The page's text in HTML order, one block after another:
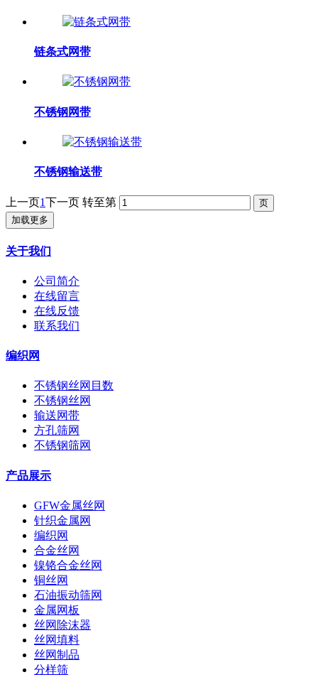
链条式网带
不锈钢网带
不锈钢输送带
上一页1下一页 转至第
加载更多
关于我们
公司简介
在线留言
在线反馈
联系我们
编织网
不锈钢丝网目数
不锈钢丝网
输送网带
方孔筛网
不锈钢筛网
产品展示
GFW金属丝网
针织金属网
编织网
合金丝网
镍铬合金丝网
铜丝网
石油振动筛网
金属网板
丝网除沫器
丝网填料
丝网制品
分样筛